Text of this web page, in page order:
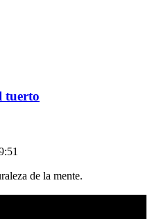
tuerto
de la mente.